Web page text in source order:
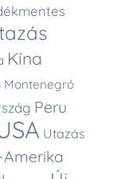
Kína
Montenegró
Peru
Utazás
Amerika